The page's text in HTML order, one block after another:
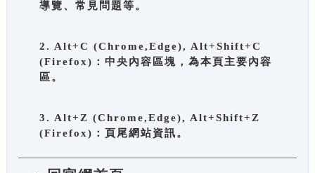
導覽、常見問題等。
2. Alt+C (Chrome,Edge), Alt+Shift+C
(Firefox)：中央內容區塊，為本頁主要內容
區。
3. Alt+Z (Chrome,Edge), Alt+Shift+Z
(Firefox)：頁尾網站資訊。